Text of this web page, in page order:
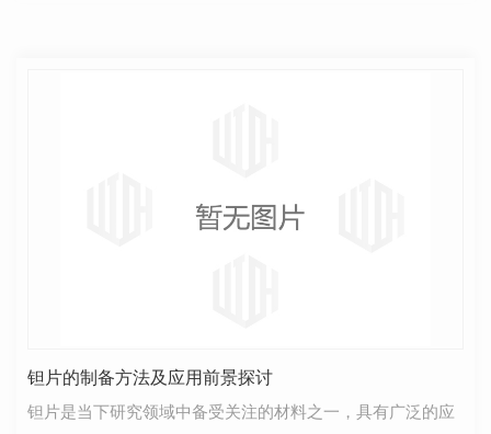
钽片的制备方法及应用前景探讨
钽片是当下研究领域中备受关注的材料之一，具有广泛的应